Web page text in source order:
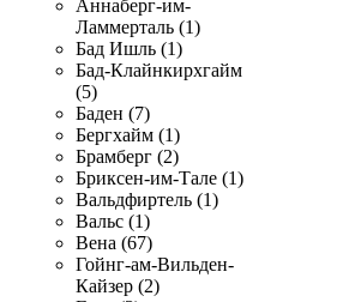
Аннаберг-им-
Ламмерталь (1)
Бад Ишль (1)
Бад-Клайнкирхгайм
(5)
Баден (7)
Бергхайм (1)
Брамберг (2)
Бриксен-им-Тале (1)
Вальдфиртель (1)
Вальс (1)
Вена (67)
Гойнг-ам-Вильден-
Кайзер (2)